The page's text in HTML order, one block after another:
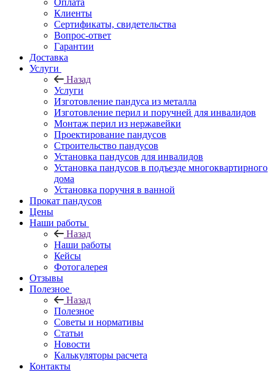
Оплата
Клиенты
Сертификаты, свидетельства
Вопрос-ответ
Гарантии
Доставка
Услуги
Назад
Услуги
Изготовление пандуса из металла
Изготовление перил и поручней для инвалидов
Монтаж перил из нержавейки
Проектирование пандусов
Строительство пандусов
Установка пандусов для инвалидов
Установка пандусов в подъезде многоквартирного
дома
Установка поручня в ванной
Прокат пандусов
Цены
Наши работы
Назад
Наши работы
Кейсы
Фотогалерея
Отзывы
Полезное
Назад
Полезное
Советы и нормативы
Статьи
Новости
Калькуляторы расчета
Контакты